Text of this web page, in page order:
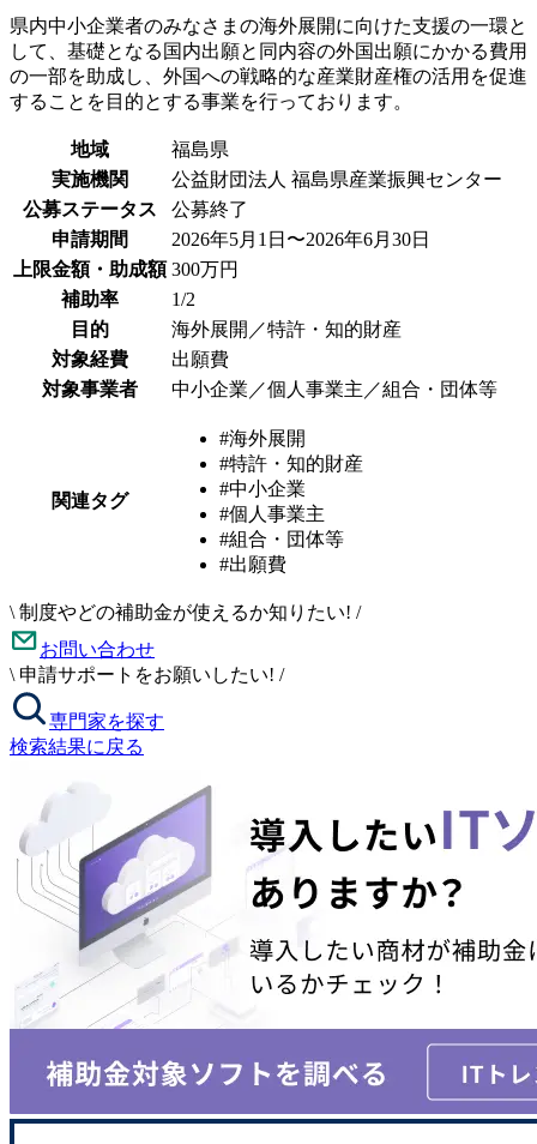
県内中小企業者のみなさまの海外展開に向けた支援の一環と
して、基礎となる国内出願と同内容の外国出願にかかる費用
の一部を助成し、外国への戦略的な産業財産権の活用を促進
することを目的とする事業を行っております。
地域
福島県
実施機関
公益財団法人 福島県産業振興センター
公募ステータス
公募終了
申請期間
2026年5月1日〜2026年6月30日
上限金額・助成額 300万円
補助率
1/2
目的
海外展開／特許・知的財産
対象経費
出願費
対象事業者
中小企業／個人事業主／組合・団体等
関連タグ
#海外展開
#特許・知的財産
#中小企業
#個人事業主
#組合・団体等
#出願費
\ 制度やどの補助金が使えるか知りたい! /
お問い合わせ
\ 申請サポートをお願いしたい! /
専門家を探す
検索結果に戻る